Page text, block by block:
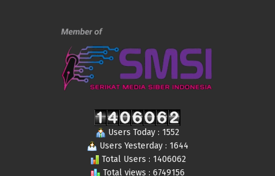
Users Today : 1552
Users Yesterday : 1644
Total Users : 1406062
Total views : 6749156